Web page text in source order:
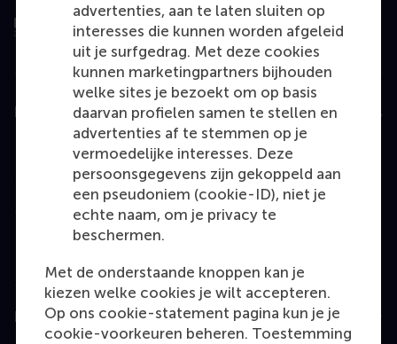
advertenties, aan te laten sluiten op
interesses die kunnen worden afgeleid
uit je surfgedrag. Met deze cookies
kunnen marketingpartners bijhouden
welke sites je bezoekt om op basis
daarvan profielen samen te stellen en
advertenties af te stemmen op je
vermoedelijke interesses. Deze
persoonsgegevens zijn gekoppeld aan
een pseudoniem (cookie-ID), niet je
echte naam, om je privacy te
beschermen.
Met de onderstaande knoppen kan je
kiezen welke cookies je wilt accepteren.
Op ons cookie-statement pagina kun je je
cookie-voorkeuren beheren. Toestemming
Education
Bachelor
Executive Education
Programme finder
Information for